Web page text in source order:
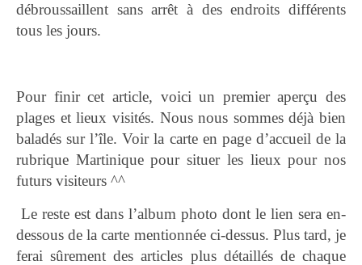
débroussaillent sans arrêt à des endroits différents
tous les jours.
Pour finir cet article, voici un premier aperçu des
plages et lieux visités. Nous nous sommes déjà bien
baladés sur l’île. Voir la carte en page d’accueil de la
rubrique Martinique pour situer les lieux pour nos
futurs visiteurs ^^
Le reste est dans l’album photo dont le lien sera en-
dessous de la carte mentionnée ci-dessus. Plus tard, je
ferai sûrement des articles plus détaillés de chaque